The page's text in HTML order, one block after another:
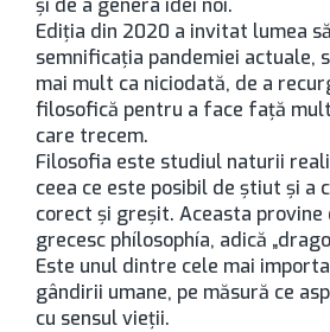
şi de a genera idei noi.
Ediția din 2020 a invitat lumea
semnificația pandemiei actuale,
mai mult ca niciodată, de a
filosofică pentru a face față
care trecem.
Filosofia este studiul naturii
ceea ce este posibil de știut și a
corect și greșit. Aceasta provine
grecesc phílosophía, adică
Este unul dintre cele mai
gândirii umane, pe măsură ce
cu sensul vieții.